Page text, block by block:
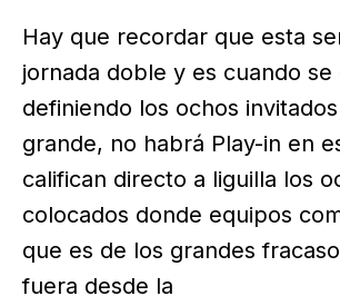
Hay que recordar que esta
jornada doble y es cuando se
definiendo los ochos
grande, no habrá Play-in en
califican directo a liguilla los
colocados donde equipos
que es de los grandes
fuera desde la